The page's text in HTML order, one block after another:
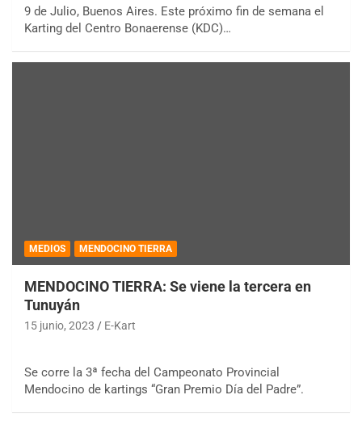
9 de Julio, Buenos Aires. Este próximo fin de semana el
Karting del Centro Bonaerense (KDC)…
MEDIOS MENDOCINO TIERRA
MENDOCINO TIERRA: Se viene la tercera en
Tunuyán
15 junio, 2023 E-Kart
Se corre la 3ª fecha del Campeonato Provincial
Mendocino de kartings “Gran Premio Día del Padre”.
COBERTURA ESPECIAL DE E-KART.COM.AR